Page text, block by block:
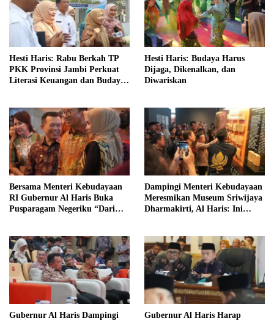
Hesti Haris: Rabu Berkah TP
PKK Provinsi Jambi Perkuat
Literasi Keuangan dan Budaya
Hesti Haris: Budaya Harus
Dijaga, Dikenalkan, dan
Diwariskan
Bersama Menteri Kebudayaan
RI Gubernur Al Haris Buka
Pusparagam Negeriku “Dari
Dampingi Menteri Kebudayaan
Meresmikan Museum Sriwijaya
Dharmakirti, Al Haris: Ini
Gubernur Al Haris Dampingi Gubernur Al Haris Harap